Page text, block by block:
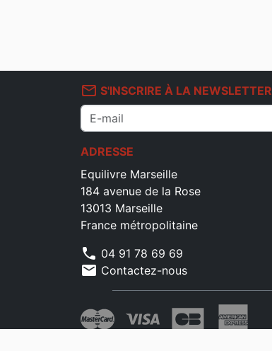
mail_outline S'INSCRIRE À LA NEWSLETTER
ADRESSE
Equilivre Marseille
184 avenue de la Rose
13013 Marseille
France métropolitaine
phone 04 91 78 69 69
mail Contactez-nous